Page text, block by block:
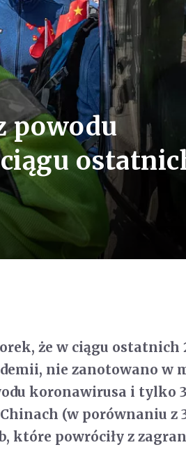
powodu
że w ciągu ostatnich
nie zanotowano w
koronawirusa i tylko
(w porównaniu z
które powróciły z